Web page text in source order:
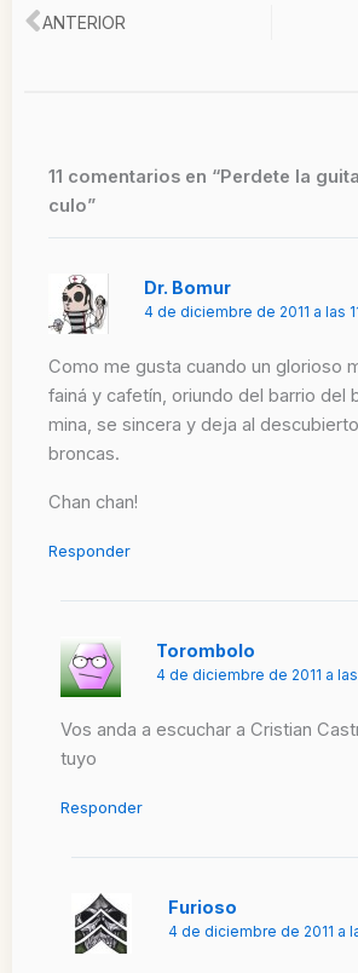
Ant
ANTERIOR
11 comentarios en “Perdete la
culo”
Dr. Bomur
4 de diciembre de 2011 a las
Como me gusta cuando un glorioso
fainá y cafetín, oriundo del barrio del
mina, se sincera y deja al
broncas.
Chan chan!
Responder
Torombolo
4 de diciembre de 2011 a
Vos anda a escuchar a Cristian
tuyo
Responder
Furioso
4 de diciembre de 2011 a